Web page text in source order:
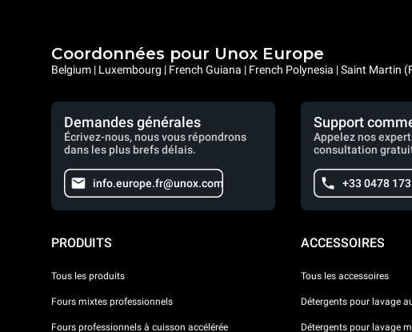
Coordonnées pour Unox Europe
Belgium | Luxembourg | French Guiana | French Polynesia | Saint Martin
Demandes générales
Écrivez-nous, nous vous répondrons
dans les plus brefs délais.
info.europe.fr@unox.com
Support
Appelez nos
consultation
+33 0478
PRODUITS
Tous les produits
Fours mixtes professionnels
Fours professionnels à cuisson accélérée
ACCESSOIRES
Tous les accessoires
Détergents pour lavage
Détergents pour lavage